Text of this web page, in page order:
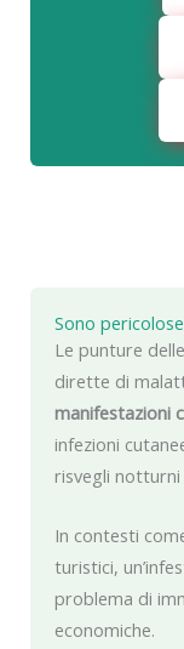
Sono
Le punture
dirette di
manifestazioni
infezioni
risvegli
In contesti
turistici,
problema di
economiche.